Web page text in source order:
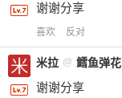
谢谢分享
喜欢 反对
米拉 @ 鳕鱼弹花
谢谢分享